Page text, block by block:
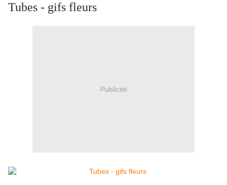
Tubes - gifs fleurs
Publicité